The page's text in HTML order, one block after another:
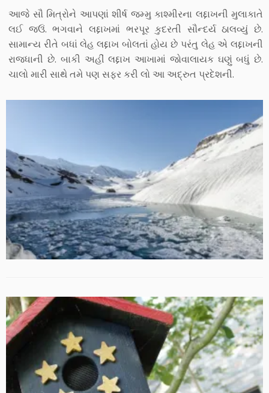
આજે સૌ મિત્રોને આપણાં શીર્ષ જમ્મુ કાશ્મીરના લદ્દાખની મુલાકાતે
લઈ જઉં. ભગવાને લદ્દાખમાં ભરપૂર કુદરતી સૌન્દર્ય ઠાલવ્યું છે.
સામાન્ય રીતે બધાં લેહ લદ્દાખ બોલતાં હોય છે પરંતુ લેહ એ લદ્દાખની
રાજધાની છે. બાકી અહીં લદ્દાખ આખામાં જોવાલાયક ઘણું બધું છે.
ચાલો મારી સાથે તમે પણ સફર કરી લો આ અદ્રુત પ્રદેશની.